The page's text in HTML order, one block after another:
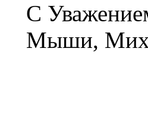
С
Мыши,